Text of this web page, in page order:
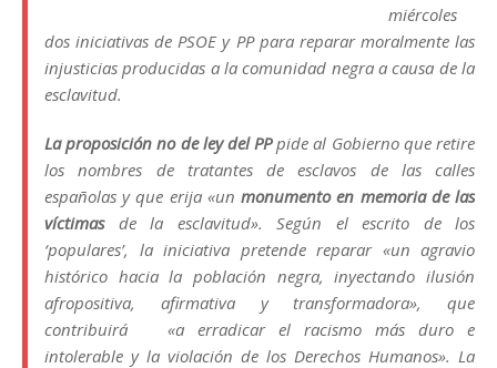
miércoles
dos iniciativas de PSOE y PP para reparar moralmente las
injusticias producidas a la comunidad negra a causa de la
esclavitud.
La proposición no de ley del PPpide al Gobierno que retire
los nombres de tratantes de esclavos de las calles
españolas y que erija «unmonumento en memoria de las
víctimasde la esclavitud». Según el escrito de los
‘populares’, la iniciativa pretende reparar «un agravio
histórico hacia la población negra, inyectando ilusión
afropositiva, afirmativa y transformadora», que
contribuirá «a erradicar el racismo más duro e
intolerable y la violación de los Derechos Humanos». La